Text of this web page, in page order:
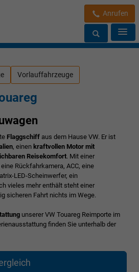
Anrufen
Vorlauffahrzeuge
Flaggschiff aus dem Hause VW. Er ist
, einen kraftvollen Motor mit
Reisekomfort. Mit einer
Rückfahrkamera, ACC, eine
LED-Scheinwerfer, ein
vieles mehr enthält steht einer
sicheren Fahrt nichts im Wege.
unserer VW Touareg Reimporte im
finden Sie unterhalb der